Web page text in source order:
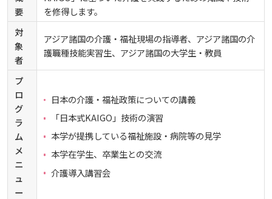
大学院ディプロマ・ポリシー（2020年度以前入学
生）
臨床教授制度について
理学療法士・作業療法士教員資格及び教育内容等の
自己評価書
大学院薬学研究科 自己点検・評価報告書
高等教育の修学支援新制度
ガバナンス・コード
卒業生・進路先 調査結果
合格者の方へのメッセージ
入学準備学習プログラム
情報端末の必携化について
図書館概要
利用案内
利用案内（学外利用者）
電子ブック・電子ジャーナルなど
情報センター
学内ネットワークの概要
東広島キャンパス
呉キャンパス
ラーニング・コモンズ
トレーニングルーム
広国市民大学とは
広国市民大学（市民カレッジ）学生募集
広国市民大学（地域交流カレッジ）学生募集
広国市民大学 過去の開講コース
しあわせ健康センター
大学見学・体験をご希望の方（一般の団体様）
地域連携に関するご意見募集
要
を修得します。
対
象
者
アジア諸国の介護・福祉現場の指導者、アジア諸国の介
護職種技能実習生、アジア諸国の大学生・教員
プ
ロ
グ
ラ
ム
メ
ニ
ュ
ー
日本の介護・福祉政策についての講義
「日本式KAIGO」技術の演習
本学が提携している福祉施設・病院等の見学
本学在学生、卒業生との交流
介護導入講習会